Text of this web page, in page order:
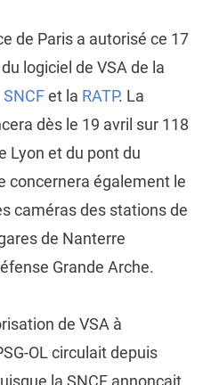
de Paris a autorisé ce 17
logiciel de VSA de la
SNCFet la RATP. La
dès le 19 avril sur 118
Lyon et du pont du
concernera également le
caméras des stations de
de Nanterre
Grande Arche.
de VSA à
OL circulait depuis
la SNCF annonçait